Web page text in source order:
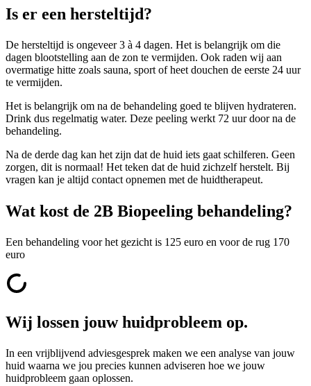
Is er een hersteltijd?
De hersteltijd is ongeveer 3 à 4 dagen. Het is belangrijk om die
dagen blootstelling aan de zon te vermijden. Ook raden wij aan
overmatige hitte zoals sauna, sport of heet douchen de eerste 24 uur
te vermijden.
Het is belangrijk om na de behandeling goed te blijven hydrateren.
Drink dus regelmatig water. Deze peeling werkt 72 uur door na de
behandeling.
Na de derde dag kan het zijn dat de huid iets gaat schilferen. Geen
zorgen, dit is normaal! Het teken dat de huid zichzelf herstelt. Bij
vragen kan je altijd contact opnemen met de huidtherapeut.
Wat kost de 2B Biopeeling behandeling?
Een behandeling voor het gezicht is 125 euro en voor de rug 170
euro
Wij lossen jouw huidprobleem op.
In een vrijblijvend adviesgesprek maken we een analyse van jouw
huid waarna we jou precies kunnen adviseren hoe we jouw
huidprobleem gaan oplossen.